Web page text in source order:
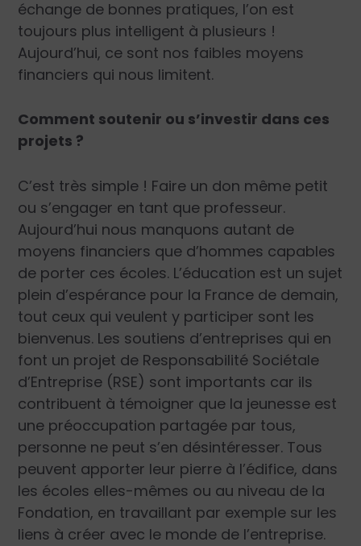
échange de bonnes pratiques, l’on est
toujours plus intelligent à plusieurs !
Aujourd’hui, ce sont nos faibles moyens
financiers qui nous limitent.
Comment soutenir ou s’investir dans ces
projets ?
C’est très simple ! Faire un don même petit
ou s’engager en tant que professeur.
Aujourd’hui nous manquons autant de
moyens financiers que d’hommes capables
de porter ces écoles. L’éducation est un sujet
plein d’espérance pour la France de demain,
tout ceux qui veulent y participer sont les
bienvenus. Les soutiens d’entreprises qui en
font un projet de Responsabilité Sociétale
d’Entreprise (RSE) sont importants car ils
contribuent à témoigner que la jeunesse est
une préoccupation partagée par tous,
personne ne peut s’en désintéresser. Tous
peuvent apporter leur pierre à l’édifice, dans
les écoles elles-mêmes ou au niveau de la
Fondation, en travaillant par exemple sur les
liens à créer avec le monde de l’entreprise.